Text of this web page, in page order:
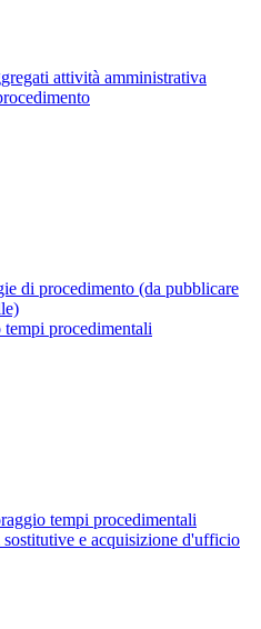
attività amministrativa
di procedimento (da pubblicare
procedimentali
tempi procedimentali
e acquisizione d'ufficio